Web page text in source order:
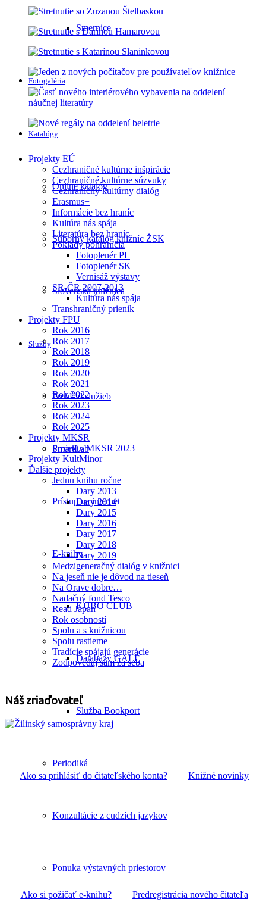
Smernice
Fotogaléria
Katalógy
Online katalóg
Súborný katalóg knižníc ŽSK
Slovenská knižnica
Služby
Prehľad služieb
SmartLab
Prístup na internet
E-knihy
KUBO CLUB
Databázy GALE
Služba Bookport
Periodiká
Konzultácie z cudzích jazykov
Ponuka výstavných priestorov
Projekty EÚ
Cezhraničné kultúrne inšpirácie
Cezhraničné kultúrne súzvuky
Cezhraničný kultúrny dialóg
Erasmus+
Informácie bez hraníc
Kultúra nás spája
Literatúra bez hraníc
Poklady pohraničia
Fotoplenér PL
Fotoplenér SK
Vernisáž výstavy
SR-ČR 2007-2013
Kultúra nás spája
Transhraničný prienik
Projekty FPU
Rok 2016
Rok 2017
Rok 2018
Rok 2019
Rok 2020
Rok 2021
Rok 2022
Rok 2023
Rok 2024
Rok 2025
Projekty MKSR
Projekty MKSR 2023
Projekty KultMinor
Ďalšie projekty
Jednu knihu ročne
Dary 2013
Dary 2014
Dary 2015
Dary 2016
Dary 2017
Dary 2018
Dary 2019
Medzigeneračný dialóg v knižnici
Na jeseň nie je dôvod na tieseň
Na Orave dobre…
Nadačný fond Tesco
Read Japan
Rok osobností
Spolu a s knižnicou
Spolu rastieme
Tradície spájajú generácie
Zodpovedaj sám za seba
Náš zriaďovateľ
Ako sa prihlásiť do čitateľského konta? | Knižné novinky
Ako si požičať e-knihu?| Predregistrácia nového čitateľa